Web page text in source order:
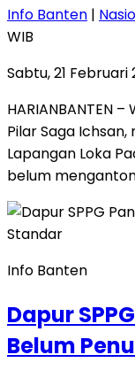
Info Banten |
WIB
Sabtu, 21 Februari
HARIANBANTEN
Pilar Saga
Lapangan Loka
belum
Info Banten
Dapur
Belum